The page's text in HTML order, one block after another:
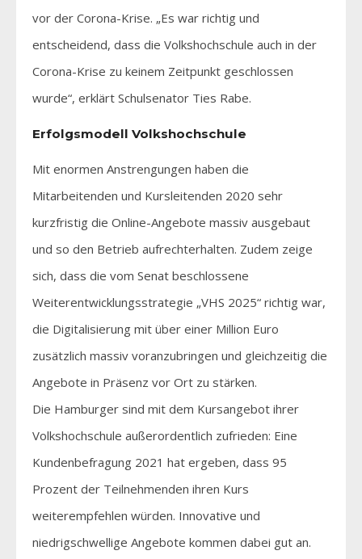
vor der Corona-Krise. „Es war richtig und
entscheidend, dass die Volkshochschule auch in der
Corona-Krise zu keinem Zeitpunkt geschlossen
wurde“, erklärt Schulsenator Ties Rabe.
Erfolgsmodell Volkshochschule
Mit enormen Anstrengungen haben die
Mitarbeitenden und Kursleitenden 2020 sehr
kurzfristig die Online-Angebote massiv ausgebaut
und so den Betrieb aufrechterhalten. Zudem zeige
sich, dass die vom Senat beschlossene
Weiterentwicklungsstrategie „VHS 2025“ richtig war,
die Digitalisierung mit über einer Million Euro
zusätzlich massiv voranzubringen und gleichzeitig die
Angebote in Präsenz vor Ort zu stärken.
Die Hamburger sind mit dem Kursangebot ihrer
Volkshochschule außerordentlich zufrieden: Eine
Kundenbefragung 2021 hat ergeben, dass 95
Prozent der Teilnehmenden ihren Kurs
weiterempfehlen würden. Innovative und
niedrigschwellige Angebote kommen dabei gut an.